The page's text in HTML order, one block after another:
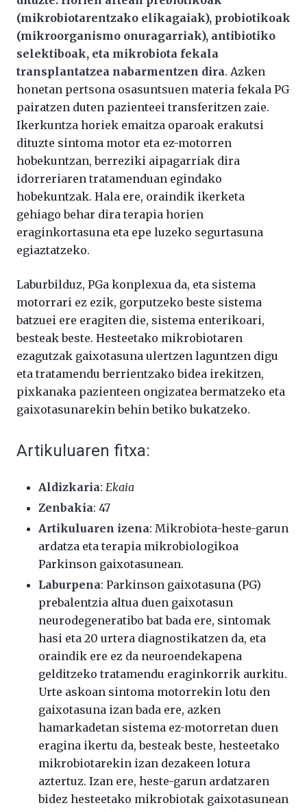
(mikrobiotarentzako elikagaiak), probiotikoak
(mikroorganismo onuragarriak), antibiotiko
selektiboak, eta mikrobiota fekala
transplantatzea nabarmentzen dira. Azken
honetan pertsona osasuntsuen materia fekala PG
pairatzen duten pazienteei transferitzen zaie.
Ikerkuntza horiek emaitza oparoak erakutsi
dituzte sintoma motor eta ez-motorren
hobekuntzan, berreziki aipagarriak dira
idorreriaren tratamenduan egindako
hobekuntzak. Hala ere, oraindik ikerketa
gehiago behar dira terapia horien
eraginkortasuna eta epe luzeko segurtasuna
egiaztatzeko.
Laburbilduz, PGa konplexua da, eta sistema
motorrari ez ezik, gorputzeko beste sistema
batzuei ere eragiten die, sistema enterikoari,
besteak beste. Hesteetako mikrobiotaren
ezagutzak gaixotasuna ulertzen laguntzen digu
eta tratamendu berrientzako bidea irekitzen,
pixkanaka pazienteen ongizatea bermatzeko eta
gaixotasunarekin behin betiko bukatzeko.
Artikuluaren fitxa:
Aldizkaria: Ekaia
Zenbakia: 47
Artikuluaren izena: Mikrobiota-heste-garun
ardatza eta terapia mikrobiologikoa
Parkinson gaixotasunean.
Laburpena: Parkinson gaixotasuna (PG)
prebalentzia altua duen gaixotasun
neurodegeneratibo bat bada ere, sintomak
hasi eta 20 urtera diagnostikatzen da, eta
oraindik ere ez da neuroendekapena
gelditzeko tratamendu eraginkorrik aurkitu.
Urte askoan sintoma motorrekin lotu den
gaixotasuna izan bada ere, azken
hamarkadetan sistema ez-motorretan duen
eragina ikertu da, besteak beste, hesteetako
mikrobiotarekin izan dezakeen lotura
aztertuz. Izan ere, heste-garun ardatzaren
bidez hesteetako mikrobiotak gaixotasunean